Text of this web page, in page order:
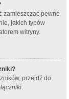
zamieszczać pewne
jakich typów
witryny.
przejdź do